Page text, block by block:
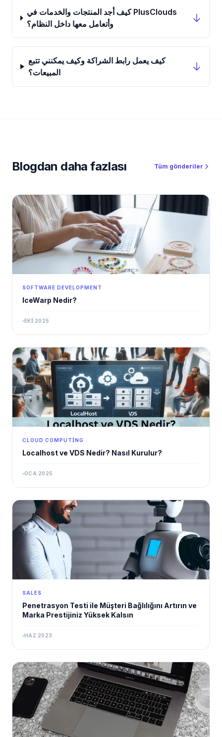
كيف أجد المنتجات والخدمات في PlusClouds
وأتعامل معها داخل النظام؟
كيف يعمل رابط الشراكة وكيف يمكنني تتبع
المبيعات؟
Blogdan daha fazlası Tüm gönderiler
SOFTWARE DEVELOPMENT
IceWarp Nedir?
EKI 2025
CLOUD COMPUTING
Localhost ve VDS Nedir? Nasıl Kurulur?
OCA 2025
SALES
Penetrasyon Testi ile Müşteri Bağlılığını Artırın ve
Marka Prestijiniz Yüksek Kalsın
HAZ 2023